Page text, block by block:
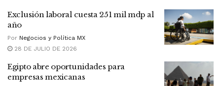
Exclusión laboral cuesta 251 mil mdp al
año
Por Negocios y Política MX
28 DE JULIO DE 2026
Egipto abre oportunidades para
empresas mexicanas